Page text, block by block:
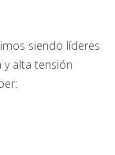
siendo líderes
alta tensión